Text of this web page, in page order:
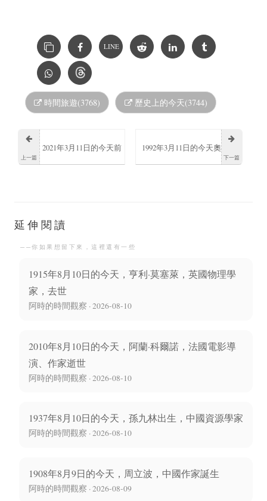
LINE
時間旅遊(3768) 歷史上的今天(3744)
上一篇
2021年3月11日的今天前
士逝世
下一篇
1992年3月11日的今天奧
延伸閱讀
──你如果想留下來，這裡還有一些
1915年8月10日的今天，亨利·莫塞萊，英國物理學
家，去世
阿時的時間觀察 · 2026-08-10
2010年8月10日的今天，阿蘭·科爾諾，法國電影導
演、作家逝世
阿時的時間觀察 · 2026-08-10
1937年8月10日的今天，孫九林出生，中國資源學家
阿時的時間觀察 · 2026-08-10
1908年8月9日的今天，周立波，中國作家誕生
阿時的時間觀察 · 2026-08-09